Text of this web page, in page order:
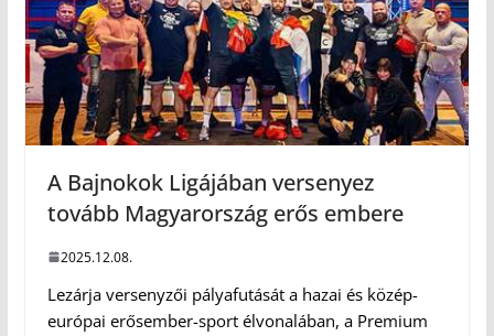
A Bajnokok Ligájában versenyez
tovább Magyarország erős embere
2025.12.08.
Lezárja versenyzői pályafutását a hazai és közép-
európai erősember-sport élvonalában, a Premium